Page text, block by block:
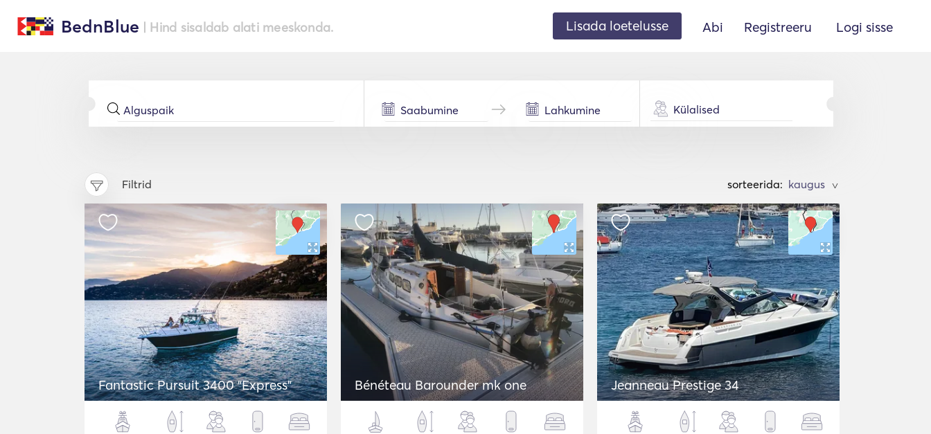
BednBlue | Hind sisaldab alati meeskonda. Lisada loetelusse Abi Registreeru Logi sisse
Külalised
Filtrid sorteerida: >
Fantastic Pursuit 3400 "Express" Bénéteau Barounder mk one Jeanneau Prestige 34